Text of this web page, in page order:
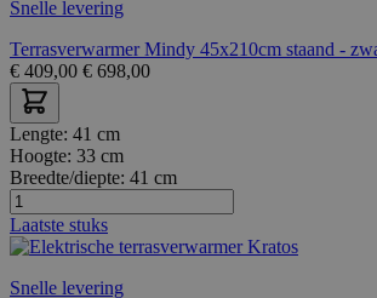
Snelle levering
Terrasverwarmer Mindy 45x210cm staand -
€ 409,00 € 698,00
Lengte: 41 cm
Hoogte: 33 cm
Breedte/diepte: 41 cm
Laatste stuks
Snelle levering